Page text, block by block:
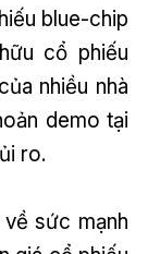
blue-chip
cổ phiếu
nhiều nhà
demo tại
ro.
về sức mạnh